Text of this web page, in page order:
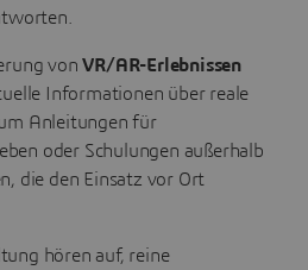
vonVR/AR-Erlebnissen
Informationen über reale
Anleitungen für
oder Schulungen außerhalb
die den Einsatz vor Ort
hören auf, reine